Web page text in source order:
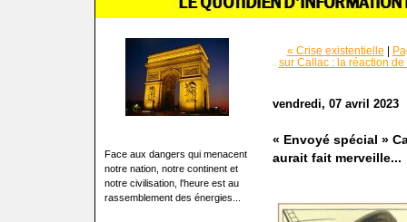
Face aux dangers qui menacent
notre nation, notre continent et
notre civilisation, l'heure est au
rassemblement des énergies...
« Crise existentielle |
sur Callac : la réaction
vendredi, 07 avril 2023
« Envoyé spécial »
aurait fait merveille...